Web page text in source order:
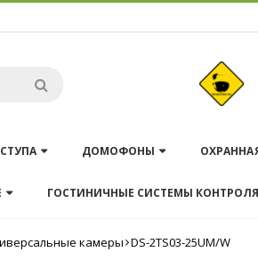
ДОМОФОНЫ
ГОСТИНИЧНЫЕ СИСТЕМЫ
камеры DS-2TS03-25UM/W